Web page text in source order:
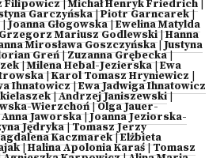
Filipowicz|Michał Henryk Friedrich
Garczyńska|Piotr Garncarek|
|Joanna Głogowska|Ewelina Matylda
Mariusz Godlewski|Hanna
Mirosława Goszczyńska| Justyna
Greń|Zuzanna Grębecka|
|Milena Hebal-Jezierska|Ewa
|Karol Tomasz Hryniewicz
Ihnatowicz|Ewa Jadwiga Ihnatowicz
|Andrzej Janiszewski|
Wierzchoń|Olga Jauer-
Anna Jaworska|Joanna Jeziorska-
Jędryka|Tomasz Jerzy
Kaczmarek|Elżbieta
|Halina Apolonia Karaś|Tomasz